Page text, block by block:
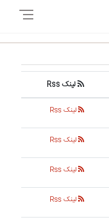
لینک Rss
لینک Rss
لینک Rss
لینک Rss
لینک Rss